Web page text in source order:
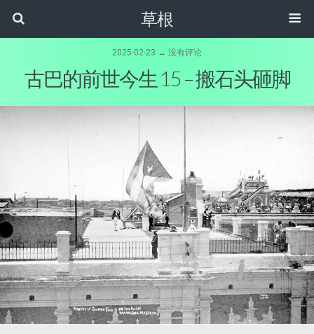
草根
2025-02-23 ↔ 没有评论
古巴的前世今生 15 – 搬石头砸脚